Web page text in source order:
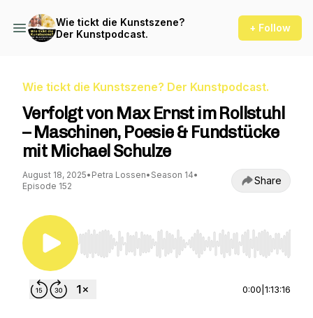
Wie tickt die Kunstszene?
Der Kunstpodcast.
+ Follow
Wie tickt die Kunstszene? Der Kunstpodcast.
Verfolgt von Max Ernst im Rollstuhl
– Maschinen, Poesie & Fundstücke
mit Michael Schulze
August 18, 2025• Petra Lossen• Season 14•
Episode 152
Share
Use Left/Right to seek, Home/End to jump to
0:00 1:13:16